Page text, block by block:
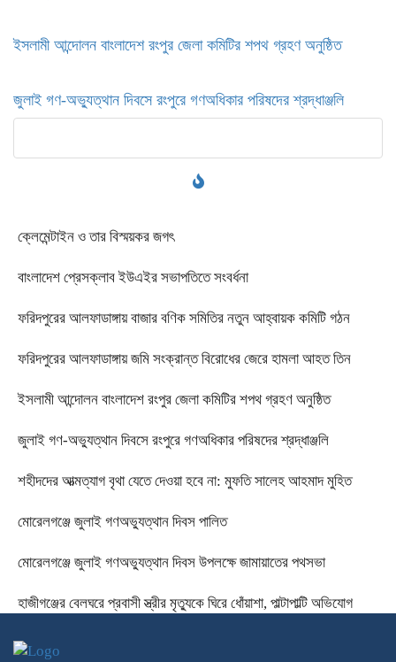
ইসলামী আন্দোলন বাংলাদেশ রংপুর জেলা কমিটির শপথ গ্রহণ অনুষ্ঠিত
‎জুলাই গণ-অভ্যুত্থান দিবসে রংপুরে গণঅধিকার পরিষদের শ্রদ্ধাঞ্জলি ‎
ক্লেমেন্টাইন ও তার বিস্ময়কর জগৎ
বাংলাদেশ প্রেসক্লাব ইউএইর সভাপতিতে সংবর্ধনা
ফরিদপুরের আলফাডাঙ্গায় বাজার বণিক সমিতির নতুন আহ্বায়ক কমিটি গঠন
ফরিদপুরের আলফাডাঙ্গায় জমি সংক্রান্ত বিরোধের জেরে হামলা আহত তিন
ইসলামী আন্দোলন বাংলাদেশ রংপুর জেলা কমিটির শপথ গ্রহণ অনুষ্ঠিত
‎জুলাই গণ-অভ্যুত্থান দিবসে রংপুরে গণঅধিকার পরিষদের শ্রদ্ধাঞ্জলি ‎
‎শহীদদের আত্মত্যাগ বৃথা যেতে দেওয়া হবে না: মুফতি সালেহ আহমাদ মুহিত ‎
মোরেলগঞ্জে জুলাই গণঅভ্যুত্থান দিবস পালিত
মোরেলগঞ্জে জুলাই গণঅভ্যুত্থান দিবস উপলক্ষে জামায়াতের পথসভা
হাজীগঞ্জের বেলঘরে প্রবাসী স্ত্রীর মৃত্যুকে ঘিরে ধোঁয়াশা, পাল্টাপাল্টি অভিযোগ